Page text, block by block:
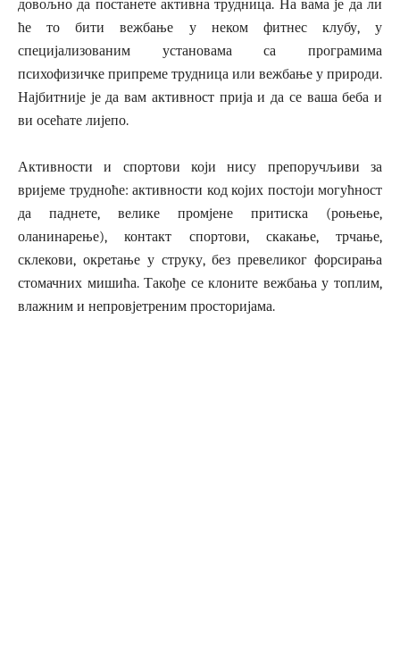
довољно да постанете активна трудница. На вама је да ли
ће то бити вежбање у неком фитнес клубу, у
специјализованим установама са програмима
психофизичке припреме трудница или вежбање у природи.
Најбитније је да вам активност прија и да се ваша беба и
ви осећате лијепо.
Активности и спортови који нису препоручљиви за
вријеме трудноће: активности код којих постоји могућност
да паднете, велике промјене притиска (роњење,
оланинарење), контакт спортови, скакање, трчање,
склекови, окретање у струку, без превеликог форсирања
стомачних мишића. Такође се клоните вежбања у топлим,
влажним и непровјетреним просторијама.